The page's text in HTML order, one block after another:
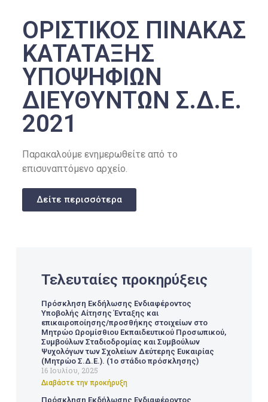
ΟΡΙΣΤΙΚΟΣ ΠΙΝΑΚΑΣ
ΚΑΤΑΤΑΞΗΣ
ΥΠΟΨΗΦΙΩΝ
ΔΙΕΥΘΥΝΤΩΝ Σ.Δ.Ε.
2021
Παρακαλούμε ενημερωθείτε από το
επισυναπτόμενο αρχείο.
Δείτε περισσότερα
Τελευταίες προκηρύξεις
Πρόσκληση Εκδήλωσης Ενδιαφέροντος
Υποβολής Αίτησης Ένταξης και
επικαιροποίησης/προσθήκης στοιχείων στο
Μητρώο Ωρομίσθιου Εκπαιδευτικού Προσωπικού,
Συμβούλων Σταδιοδρομίας και Συμβούλων
Ψυχολόγων των Σχολείων Δεύτερης Ευκαιρίας
(Μητρώο Σ.Δ.Ε.). (1ο στάδιο πρόσκλησης)
16 Ιουλίου, 2025
Διαβάστε την προκήρυξη
Πρόσκληση Εκδήλωσης Ενδιαφέροντος